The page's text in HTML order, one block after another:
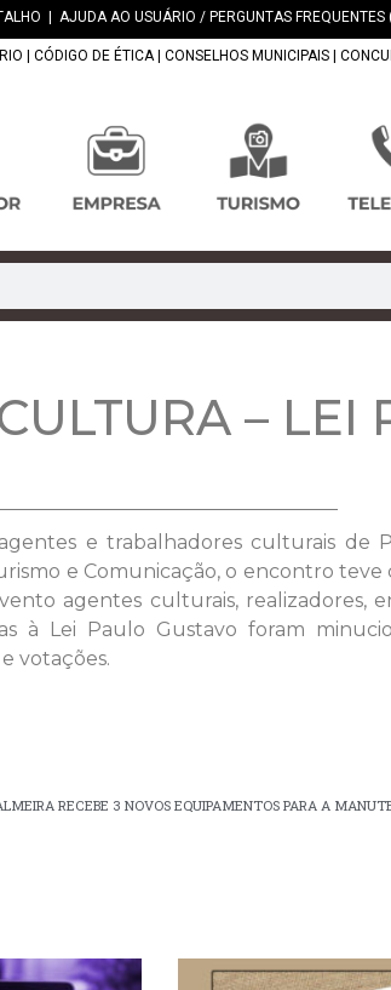
AJUDA AO USUÁRIO / PERGUNTAS FREQUENTES
CÓDIGO DE ÉTICA| CONSELHOS MUNICIPAIS
– LEI
e trabalhadores culturais de
e Comunicação, o encontro
agentes culturais, realizadores,
à Lei Paulo Gustavo foram
votações.
RECEBE 3 NOVOS EQUIPAMENTOS PARA A